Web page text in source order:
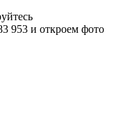
953 и откроем фото